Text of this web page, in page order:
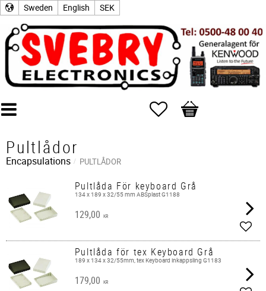
Sweden English SEK
Favorites
Basket
Pultlådor
Encapsulations PULTLÅDOR
Pultlåda För keyboard Grå
134 x 189 x 32/55 mm ABSplast G1188
129,00 KR
Add
Pultlåda för tex Keyboard Grå
189 x 134 x 32/55mm, tex Keyboard inkappsling G1183
179,00 KR